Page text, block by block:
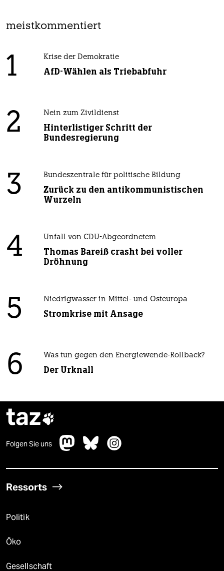
meistkommentiert
1 Krise der Demokratie
AfD-Wählen als Triebabfuhr
2 Nein zum Zivildienst
Hinterlistiger Schritt der
Bundesregierung
3 Bundeszentrale für politische Bildung
Zurück zu den antikommunistischen
Wurzeln
4 Unfall von CDU-Abgeordnetem
Thomas Bareiß crasht bei voller
Dröhnung
5 Niedrigwasser in Mittel- und Osteuropa
Stromkrise mit Ansage
6 Was tun gegen den Energiewende-Rollback?
Der Urknall
taz
Folgen Sie uns
Ressorts
Politik
Öko
Gesellschaft